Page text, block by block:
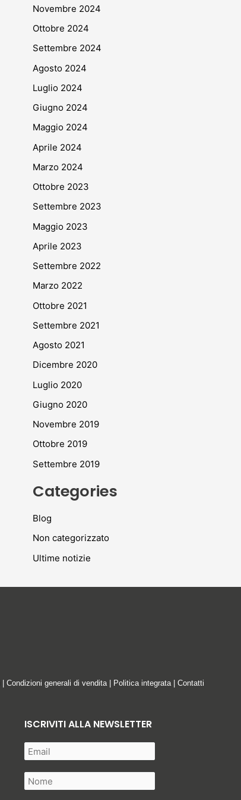
Novembre 2024
Ottobre 2024
Settembre 2024
Agosto 2024
Luglio 2024
Giugno 2024
Maggio 2024
Aprile 2024
Marzo 2024
Ottobre 2023
Settembre 2023
Maggio 2023
Aprile 2023
Settembre 2022
Marzo 2022
Ottobre 2021
Settembre 2021
Agosto 2021
Dicembre 2020
Luglio 2020
Giugno 2020
Novembre 2019
Ottobre 2019
Settembre 2019
Categories
Blog
Non categorizzato
Ultime notizie
Condizioni generali di vendita| Politica integrata| Contatti
ISCRIVITI ALLA NEWSLETTER